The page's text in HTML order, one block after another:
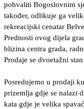
pohvaliti Bogoslovnim
također, odlikuje ga
rekreacijski cenatar
Prednosti ovog dijela
blizina centra grada,
Prodaje se dvoetažni
Posredujemo u prodaji
prizemlja gdje se nalazi
kata gdje je velika